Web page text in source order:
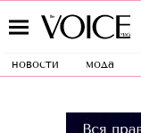
новости мода